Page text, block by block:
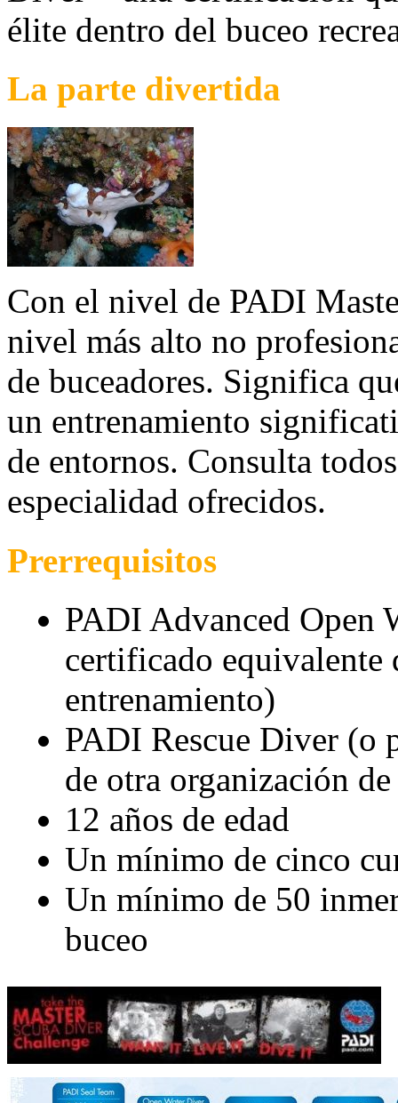
élite dentro del buceo
La parte divertida
Con el nivel de PADI
nivel más alto no
de buceadores. Significa
un entrenamiento
de entornos. Consulta
especialidad ofrecidos.
Prerrequisitos
PADI Advanced Open
certificado equivalente
entrenamiento)
PADI Rescue Diver (o
de otra organización
12 años de edad
Un mínimo de cinco
Un mínimo de 50
buceo